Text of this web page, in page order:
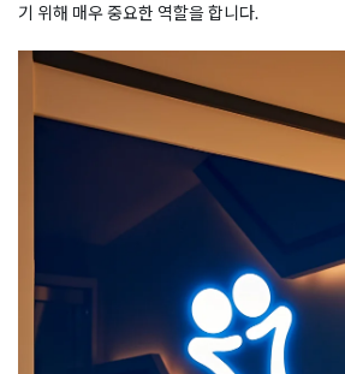
기 위해 매우 중요한 역할을 합니다.